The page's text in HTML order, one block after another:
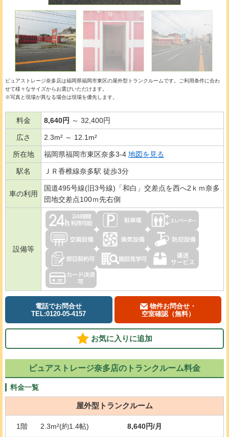
ピュアストレージ奈多店は福岡県福岡市東区の屋外型トランクルームです。ご利用条件に合わ
せて様々なサイズからお選びいただけます。
※写真と現場が異なる場合は現場を優先します。
料金 8,640円 ～ 32,400円
広さ 2.3m² ～ 12.1m²
所在地 福岡県福岡市東区奈多3-4 地図を見る
駅名 ＪＲ香椎線奈多駅 徒歩3分
車の利用
国道495号線(旧3号線)「和白」交差点を西へ2ｋｍ奈多
団地交差点100ｍ先右側
設備等
電話でお問合せ
TEL:0120-05-4157
物件お問合せ・
空室確認（無料）
お気に入りに追加
ピュアストレージ奈多店のトランクルーム料金
料金一覧
屋外型トランクルーム
1階 2.3m²(約1.4帖) 8,640円/月